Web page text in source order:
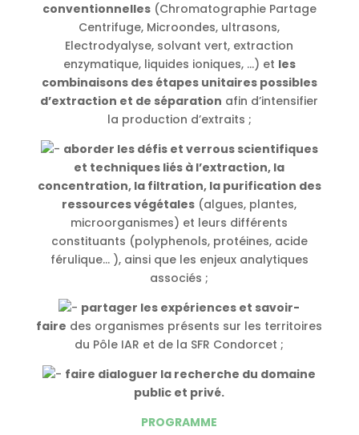
conventionnelles(Chromatographie Partage
Centrifuge, Microondes, ultrasons,
Electrodyalyse, solvant vert, extraction
enzymatique, liquides ioniques, …) et les
combinaisons des étapes unitaires possibles
d’extraction et de séparation afin d’intensifier
la production d’extraits ;
aborder les défis et verrous scientifiques
et techniques liés à l’extraction, la
concentration, la filtration, la purification des
ressources végétales (algues, plantes,
microorganismes) et leurs différents
constituants (polyphenols, protéines, acide
férulique… ), ainsi que les enjeux analytiques
associés ;
partager les expériences et savoir-
faire des organismes présents sur les territoires
du Pôle IAR et de la SFR Condorcet ;
faire dialoguer la recherche du domaine
public et privé.
PROGRAMME